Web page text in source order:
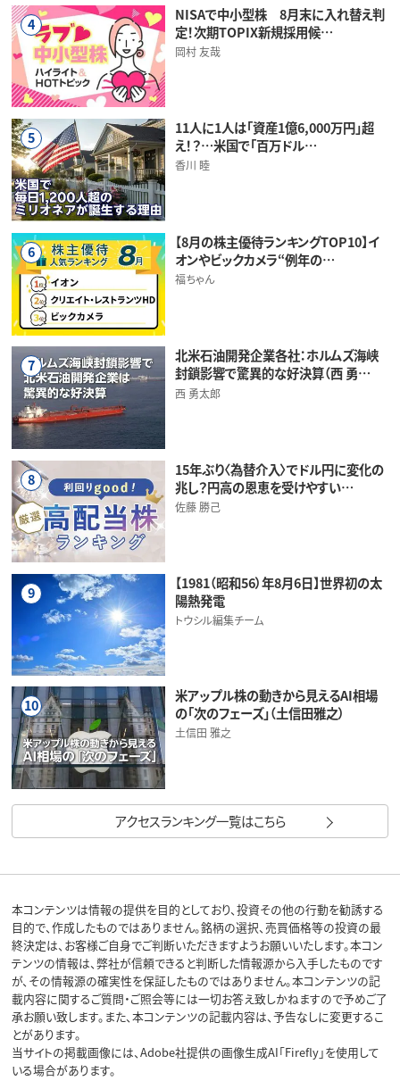
4
NISAで中小型株 8月末に入れ替え判
定！次期TOPIX新規採用候…
岡村 友哉
5
11人に1人は「資産1億6,000万円」超
え！？…米国で「百万ドル…
香川 睦
6
【8月の株主優待ランキングTOP10】イ
オンやビックカメラ“例年の…
福ちゃん
7
北米石油開発企業各社：ホルムズ海峡
封鎖影響で驚異的な好決算（西 勇…
西 勇太郎
8
15年ぶり〈為替介入〉でドル円に変化の
兆し？円高の恩恵を受けやすい…
佐藤 勝己
9
【1981（昭和56）年8月6日】世界初の太
陽熱発電
トウシル編集チーム
10
米アップル株の動きから見えるAI相場
の「次のフェーズ」（土信田雅之）
土信田 雅之
アクセスランキング一覧はこちら
本コンテンツは情報の提供を目的としており、投資その他の行動を勧誘する
目的で、作成したものではありません。銘柄の選択、売買価格等の投資の最
終決定は、お客様ご自身でご判断いただきますようお願いいたします。本コン
テンツの情報は、弊社が信頼できると判断した情報源から入手したものです
が、その情報源の確実性を保証したものではありません。本コンテンツの記
載内容に関するご質問・ご照会等には一切お答え致しかねますので予めご了
承お願い致します。また、本コンテンツの記載内容は、予告なしに変更するこ
とがあります。
当サイトの掲載画像には、Adobe社提供の画像生成AI「Firefly」を使用して
いる場合があります。